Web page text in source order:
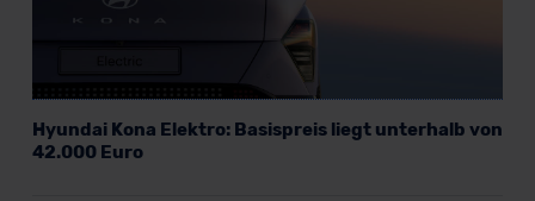
Hyundai Kona Elektro: Basispreis liegt unterhalb von
42.000 Euro